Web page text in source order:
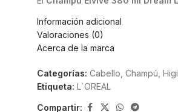
acción reparadora permite que el
un aspecto más saludable.
diario.
Limpieza nutritiva para
Este champú ofrece una limpieza
Información adicional
Valoraciones (0)
Acerca de la marca
Categorías: Cabello Champú
Etiqueta: L´OREAL
Compartir: